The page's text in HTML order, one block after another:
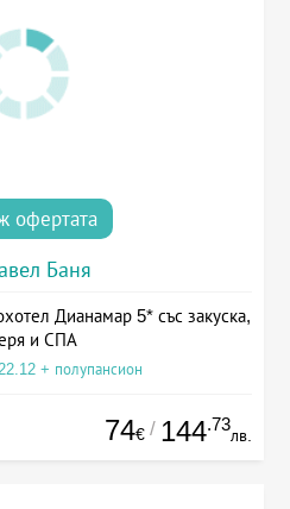
офертата
Баня
Дианамар 5* със закуска,
и СПА
+ полупансион
74€ / 144.73
лв.